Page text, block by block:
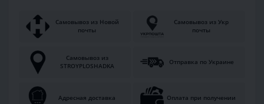
Самовывоз из Новой
почты
Самовывоз из Укр
почты
Самовывоз из
STROYPLOSHADKA
Отправка по Украине
Адресная доставка Оплата при получении